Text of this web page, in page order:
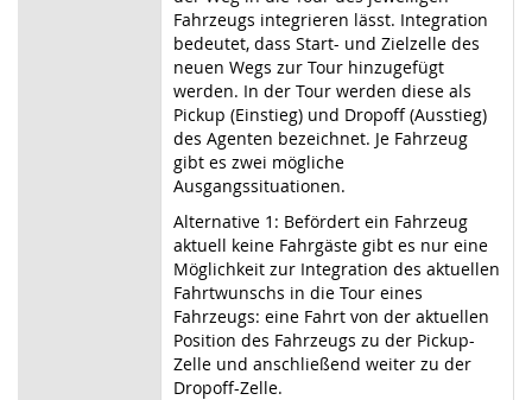
Fahrzeugs integrieren lässt. Integration
bedeutet, dass Start- und Zielzelle des
neuen Wegs zur Tour hinzugefügt
werden. In der Tour werden diese als
Pickup (Einstieg) und Dropoff (Ausstieg)
des Agenten bezeichnet. Je Fahrzeug
gibt es zwei mögliche
Ausgangssituationen.
Alternative 1: Befördert ein Fahrzeug
aktuell keine Fahrgäste gibt es nur eine
Möglichkeit zur Integration des aktuellen
Fahrtwunschs in die Tour eines
Fahrzeugs: eine Fahrt von der aktuellen
Position des Fahrzeugs zu der Pickup-
Zelle und anschließend weiter zu der
Dropoff-Zelle.